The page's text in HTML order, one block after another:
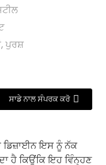
ਪੁਰਸ਼
ਸਾਡੇ ਨਾਲ ਸੰਪਰਕ ਕਰੋ
ਡਿਜ਼ਾਈਨ ਇਸ ਨੂੰ ਨੱਕ
ਹੈ ਕਿਉਂਕਿ ਇਹ ਵਿੰਨ੍ਹਣ